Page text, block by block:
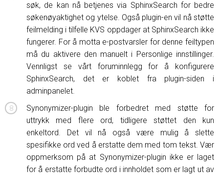
søk, de kan nå betjenes via SphinxSearch for bedre
søkenøyaktighet og ytelse. Også plugin-en vil nå støtte
feilmelding i tilfelle KVS oppdager at SphinxSearch ikke
fungerer. For å motta e-postvarsler for denne feiltypen
må du aktivere den manuelt i Personlige innstillinger.
Vennligst se vårt foruminnlegg for å konfigurere
SphinxSearch, det er koblet fra plugin-siden i
adminpanelet.
Synonymizer-plugin ble forbedret med støtte for
uttrykk med flere ord, tidligere støttet den kun
enkeltord. Det vil nå også være mulig å slette
spesifikke ord ved å erstatte dem med tom tekst. Vær
oppmerksom på at Synonymizer-plugin ikke er laget
for å erstatte forbudte ord i innholdet som er lagt ut av